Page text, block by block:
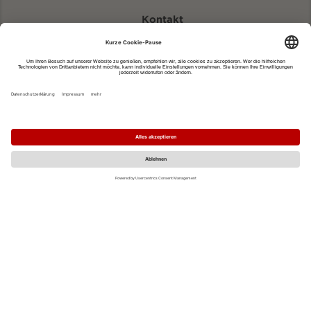
Kontakt
eventportal@fwtm.de
Impressum